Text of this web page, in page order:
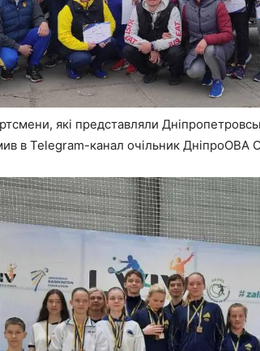
які представляли
в Telegram-канал очільник ДніпроОВА